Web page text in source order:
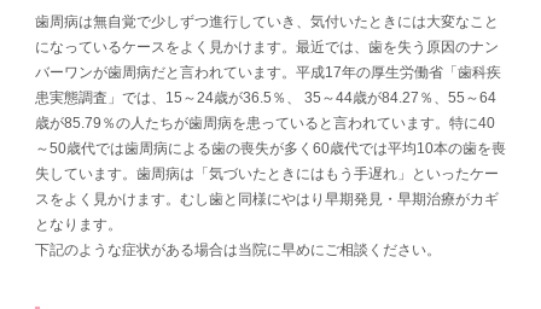
歯周病は無自覚で少しずつ進行していき、気付いたときには大変なこと
になっているケースをよく見かけます。最近では、歯を失う原因のナン
バーワンが歯周病だと言われています。平成17年の厚生労働省「歯科疾
患実態調査」では、15～24歳が36.5％、 35～44歳が84.27％、55～64
歳が85.79％の人たちが歯周病を患っていると言われています。特に40
～50歳代では歯周病による歯の喪失が多く60歳代では平均10本の歯を喪
失しています。歯周病は「気づいたときにはもう手遅れ」といったケー
スをよく見かけます。むし歯と同様にやはり早期発見・早期治療がカギ
となります。
下記のような症状がある場合は当院に早めにご相談ください。